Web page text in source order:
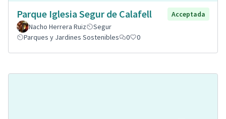
Parque Iglesia Segur de Calafell
Acceptada
Nacho Herrera Ruiz
Segur
Parques y Jardines Sostenibles
0 0